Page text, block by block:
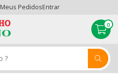
Meus PedidosEntrar
0